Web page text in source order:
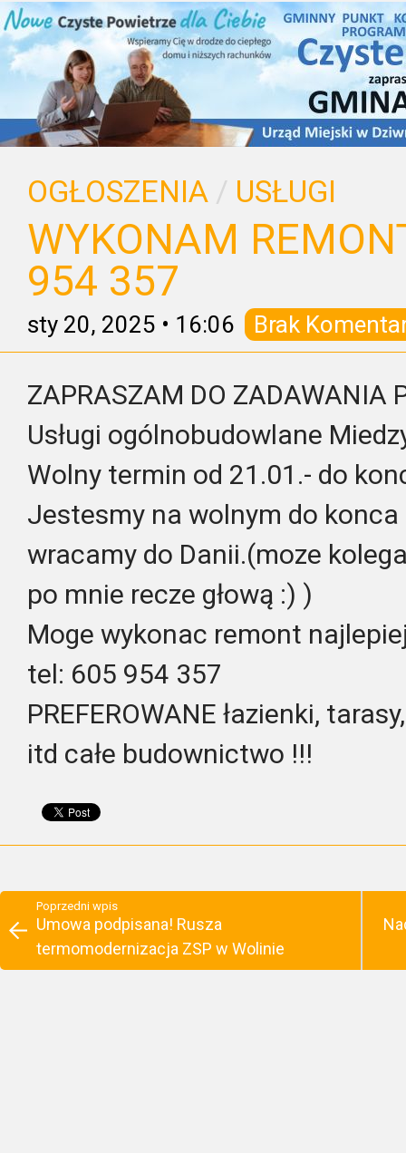
OGŁOSZENIA / USŁUGI
WYKONAM
954 357
sty 20, 2025 • 16:06 Brak
ZAPRASZAM DO ZADAWANIA
Usługi ogólnobudowlane
Wolny termin od 21.01.- do
Jestesmy na wolnym do
wracamy do Danii.(moze
po mnie recze głową :) )
Moge wykonac remont
tel: 605 954 357
PREFEROWANE łazienki,
itd całe budownictwo !!!
Poprzedni wpis
Umowa podpisana! Rusza
termomodernizacja ZSP w Wolinie